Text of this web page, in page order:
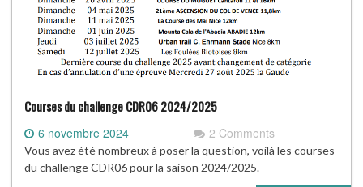
Courses du challenge CDR06 2024/2025
6 novembre 2024 2 Comments
Vous avez été nombreux à poser la question, voilà les courses
du challenge CDR06 pour la saison 2024/2025.